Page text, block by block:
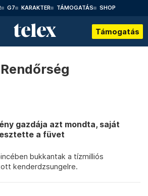
G7 KARAKTER TÁMOGATÁS SHOP
Támogatás
Rendőrség
gazdája azt mondta, saját
a füvet
bukkantak a tízmilliós
kenderdzsungelre.